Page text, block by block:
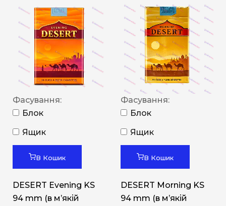
Фасування:
Блок
Ящик
В Кошик
DESERT Evening KS
94 mm (в мʼякій
Фасування:
Блок
Ящик
В Кошик
DESERT Morning KS
94 mm (в мʼякій